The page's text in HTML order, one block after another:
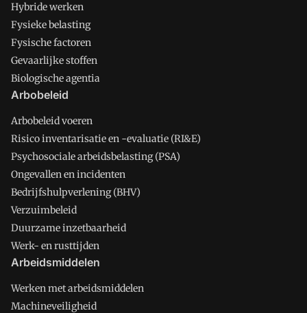
Hybride werken
Fysieke belasting
Fysische factoren
Gevaarlijke stoffen
Biologische agentia
Arbobeleid
Arbobeleid voeren
Risico inventarisatie en -evaluatie (RI&E)
Psychosociale arbeidsbelasting (PSA)
Ongevallen en incidenten
Bedrijfshulpverlening (BHV)
Verzuimbeleid
Duurzame inzetbaarheid
Werk- en rusttijden
Arbeidsmiddelen
Werken met arbeidsmiddelen
Machineveiligheid